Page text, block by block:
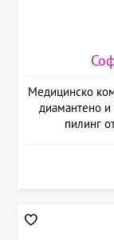
Медицинско
диамантено
пилинг